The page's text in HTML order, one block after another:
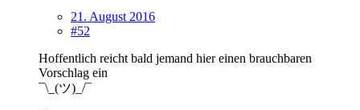
21. August 2016
#52
Hoffentlich reicht bald jemand hier einen brauchbaren
Vorschlag ein
¯\_(ツ)_/¯